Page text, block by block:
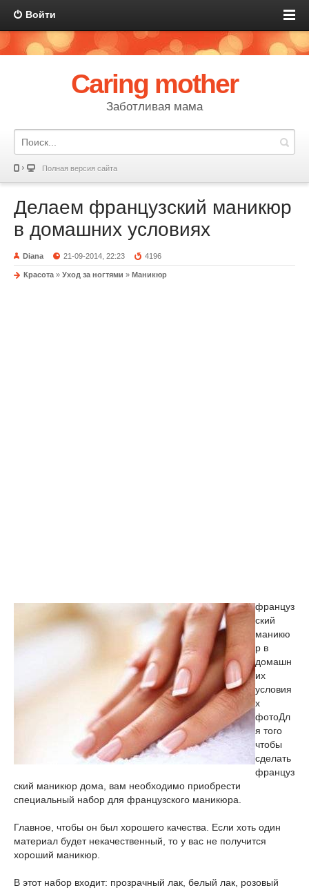
Войти
Caring mother
Заботливая мама
Полная версия сайта
Делаем французский маникюр
в домашних условиях
Diana 21-09-2014, 22:23 4196
Красота » Уход за ногтями » Маникюр
француз
ский
маникю
р в
домашн
их
условия
х
фотоДл
я того
чтобы
сделать
француз
ский маникюр дома, вам необходимо приобрести
специальный набор для французского маникюра.
Главное, чтобы он был хорошего качества. Если хоть один
материал будет некачественный, то у вас не получится
хороший маникюр.
В этот набор входит: прозрачный лак, белый лак, розовый